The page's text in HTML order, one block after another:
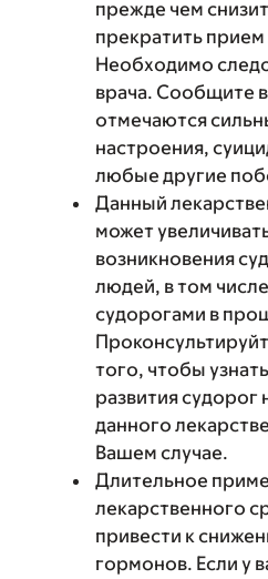
прежде чем
прекратить
Необходимо
врача. Сообщите
отмечаются
настроения,
любые другие
Данный
может
возникновения
людей, в том
судорогами в
того, чтобы
развития
данного
Вашем случае.
Длительное
лекарственного
привести к
гормонов. Если у